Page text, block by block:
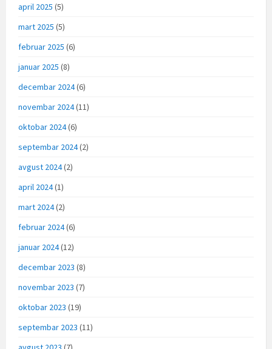
april 2025 (5)
mart 2025 (5)
februar 2025 (6)
januar 2025 (8)
decembar 2024(6)
novembar 2024(11)
oktobar 2024(6)
septembar 2024(2)
avgust 2024(2)
april 2024(1)
mart 2024(2)
februar 2024(6)
januar 2024(12)
decembar 2023 (8)
novembar 2023 (7)
oktobar 2023 (19)
septembar 2023 (11)